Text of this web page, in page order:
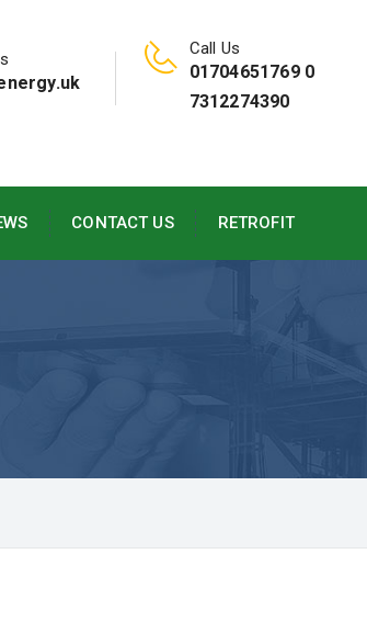
Call Us
01704651769 0
7312274390
CONTACT US RETROFIT